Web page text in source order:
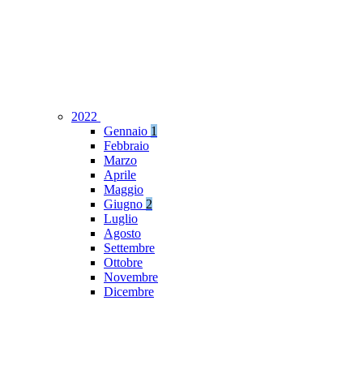
2022
Gennaio 1
Febbraio
Marzo
Aprile
Maggio
Giugno 2
Luglio
Agosto
Settembre
Ottobre
Novembre
Dicembre